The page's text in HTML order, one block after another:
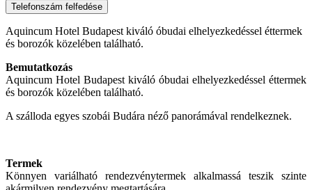
Telefonszám felfedése
Aquincum Hotel Budapest kiváló óbudai elhelyezkedéssel éttermek
és borozók közelében található.
Bemutatkozás
Aquincum Hotel Budapest kiváló óbudai elhelyezkedéssel éttermek
és borozók közelében található.
A szálloda egyes szobái Budára néző panorámával rendelkeznek.
Termek
Könnyen variálható rendezvénytermek alkalmassá teszik szinte